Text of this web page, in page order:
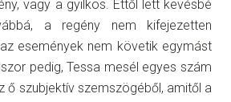
vagy a gyilkos. Ettől lett kevésbé
a regény nem kifejezetten
események nem követik egymást
pedig, Tessa mesél egyes szám
ő szubjektív szemszögéből, amitől a